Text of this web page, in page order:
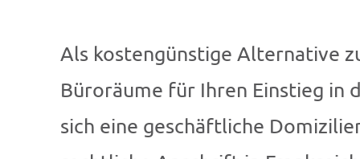
Als kostengünstige Alternative
Büroräume für Ihren Einstieg in
sich eine geschäftliche